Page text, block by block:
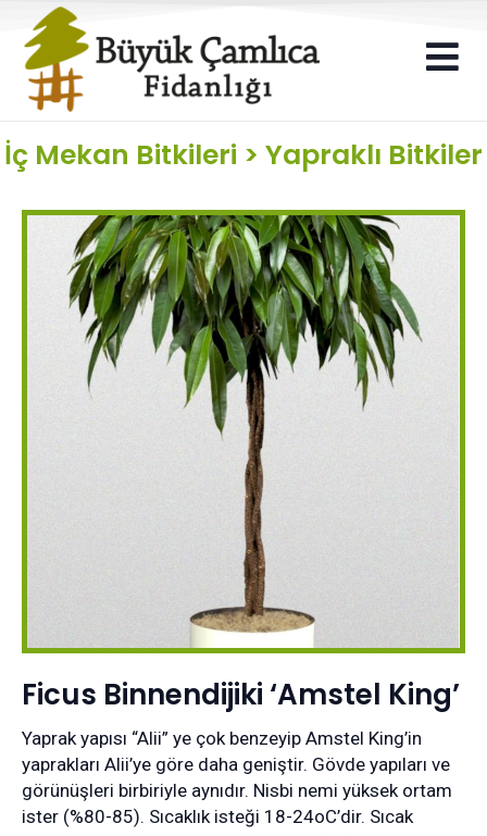
İç Mekan Bitkileri > Yapraklı Bitkiler
Ficus Binnendijiki ‘Amstel King’
Yaprak yapısı “Alii” ye çok benzeyip Amstel King’in
yaprakları Alii’ye göre daha geniştir. Gövde yapıları ve
görünüşleri birbiriyle aynıdır. Nisbi nemi yüksek ortam
ister (%80-85). Sıcaklık isteği 18-24oC’dir. Sıcak